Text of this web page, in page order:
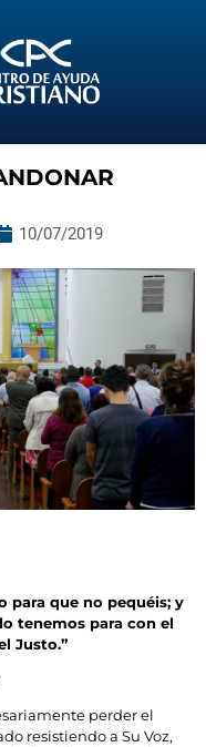
10/07/2019
para que no pequéis; y
tenemos para con el
Justo.”
perder el
resistiendo a Su Voz,